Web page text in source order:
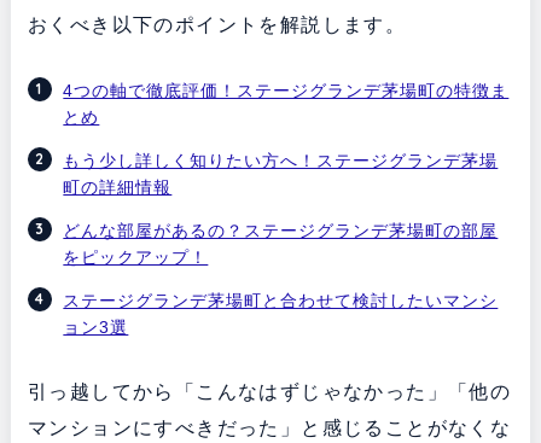
おくべき以下のポイントを解説します。
4つの軸で徹底評価！ステージグランデ茅場町の特徴ま
とめ
もう少し詳しく知りたい方へ！ステージグランデ茅場
町の詳細情報
どんな部屋があるの？ステージグランデ茅場町の部屋
をピックアップ！
ステージグランデ茅場町と合わせて検討したいマンシ
ョン3選
引っ越してから「こんなはずじゃなかった」「他の
マンションにすべきだった」と感じることがなくな